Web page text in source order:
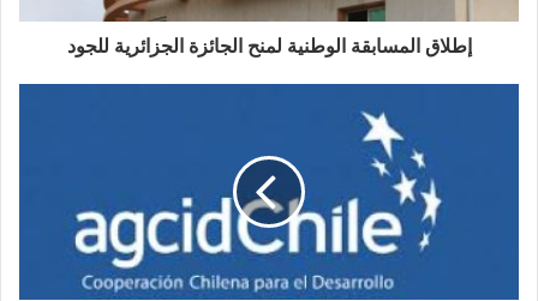
إطلاق المسابقة الوطنية لمنح الجائزة الجزائرية للجود